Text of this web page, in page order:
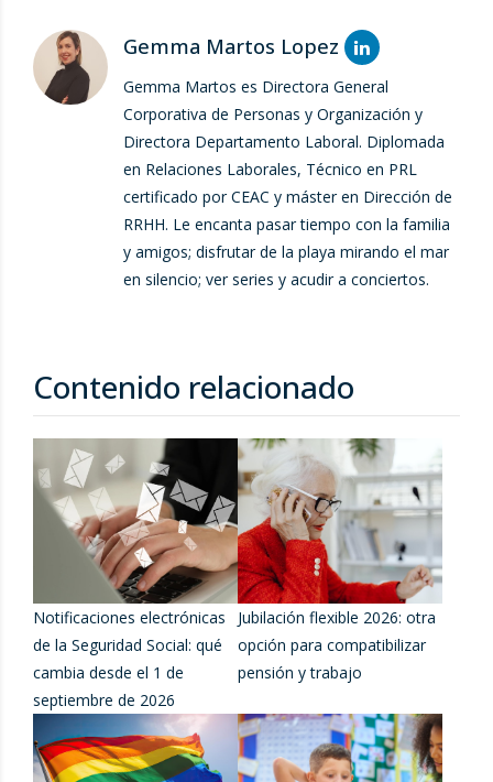
Gemma Martos Lopez
Gemma Martos es Directora General
Corporativa de Personas y Organización y
Directora Departamento Laboral. Diplomada
en Relaciones Laborales, Técnico en PRL
certificado por CEAC y máster en Dirección de
RRHH. Le encanta pasar tiempo con la familia
y amigos; disfrutar de la playa mirando el mar
en silencio; ver series y acudir a conciertos.
Contenido relacionado
Notificaciones electrónicas
de la Seguridad Social: qué
cambia desde el 1 de
septiembre de 2026
Jubilación flexible 2026: otra
opción para compatibilizar
pensión y trabajo